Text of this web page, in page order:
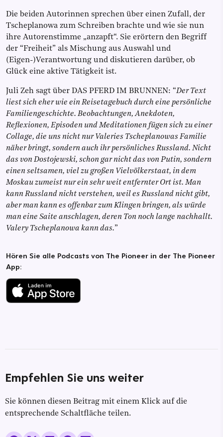
Die beiden Autorinnen sprechen über einen Zufall, der
Tscheplanowa zum Schreiben brachte und wie sie nun
ihre Autorenstimme „anzapft“. Sie erörtern den Begriff
der “Freiheit” als Mischung aus Auswahl und
(Eigen-)Verantwortung und diskutieren darüber, ob
Glück eine aktive Tätigkeit ist.
Juli Zeh sagt über DAS PFERD IM BRUNNEN: “Der Text
liest sich eher wie ein Reisetagebuch durch eine persönliche
Familiengeschichte. Beobachtungen, Anekdoten,
Reflexionen, Episoden und Meditationen fügen sich zu einer
Collage, die uns nicht nur Valeries Tscheplanowas Familie
näher bringt, sondern auch ihr persönliches Russland. Nicht
das von Dostojewski, schon gar nicht das von Putin, sondern
einen seltsamen, viel zu großen Vielvölkerstaat, in dem
Moskau zumeist nur ein sehr weit entfernter Ort ist. Man
kann Russland nicht verstehen, weil es Russland nicht gibt,
aber man kann es offenbar zum Klingen bringen, als würde
man eine Saite anschlagen, deren Ton noch lange nachhallt.
Valery Tscheplanowa kann das.”
Hören Sie alle Podcasts von The Pioneer in der The Pioneer
App:
Empfehlen Sie uns weiter
Sie können diesen Beitrag mit einem Klick auf die
entsprechende Schaltfläche teilen.